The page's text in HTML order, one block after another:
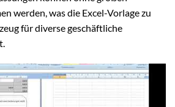
werden, was die Excel-Vorlage zu
für diverse geschäftliche